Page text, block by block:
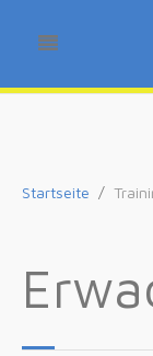
Startseite